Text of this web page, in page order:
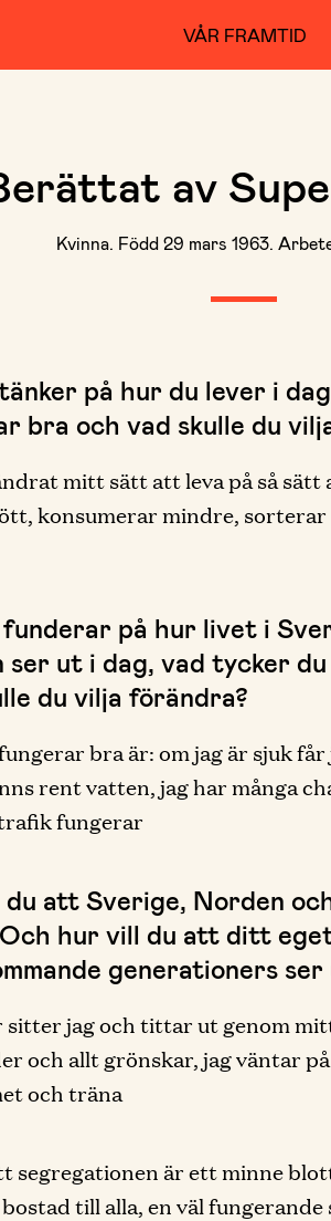
VÅR FRAMTID
av
Kvinna. Född 29 mars 1963.
på hur du lever i
bra och vad skulle du
mitt sätt att leva på så
konsumerar mindre,
på hur livet i
ser ut i dag, vad tycker
du vilja förändra?
bra är: om jag är sjuk
rent vatten, jag har många
fungerar
att Sverige, Norden
hur vill du att ditt
generationers ser
sitter jag och tittar ut genom
och allt grönskar, jag väntar
och träna
segregationen är ett minne
till alla, en väl fungerande